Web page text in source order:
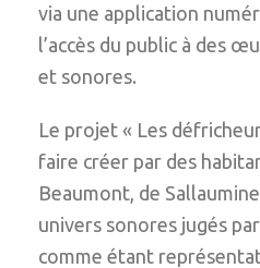
via une application
l’accès du public à des
et sonores.
Le projet « Les
faire créer par des
Beaumont, de
univers sonores jugés
comme étant